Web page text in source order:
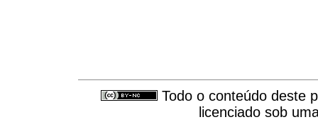
Todo o conteúdo deste
licenciado sob